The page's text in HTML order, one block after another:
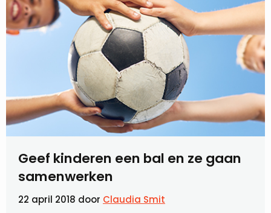
Geef kinderen een bal en ze gaan
samenwerken
22 april 2018 door Claudia Smit